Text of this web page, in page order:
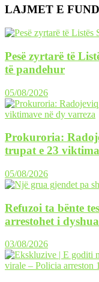
LAJMET E
Pesë zyrtarë të
të pandehur
05/08/2026
Prokuroria:
trupat e 23
05/08/2026
Refuzoi ta bënte
arrestohet i
03/08/2026